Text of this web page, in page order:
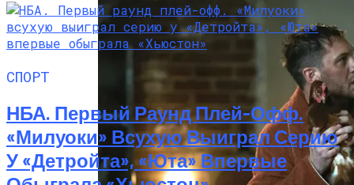
СПОРТ
НБА. Первый Раунд Плей-Офф.
«Милуоки» Всухую Выиграл Серию
У «Детройта», «Юта» Впервые